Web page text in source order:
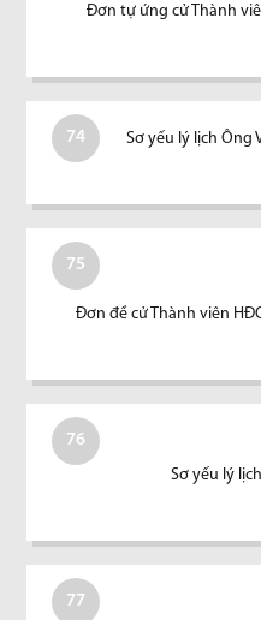
Đơn tự ứng cử Thành
74 Sơ yếu lý lịch Ông
75
Đơn đề cử Thành viên
76
Sơ yếu lý
77